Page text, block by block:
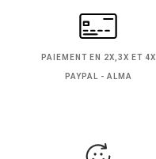
PAIEMENT EN 2X,3X ET 4X
PAYPAL - ALMA